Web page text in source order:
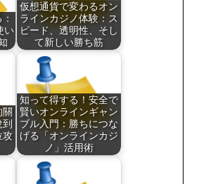
い
仮想通貨で変わるオン
ラインカジノ体験：ス
ピード、透明性、そし
て新しい勝ち筋
關
攻
知って得する！安全で
賢いオンラインギャン
ブル入門：勝ちにつな
げる「オンラインカジ
ノ」活用術